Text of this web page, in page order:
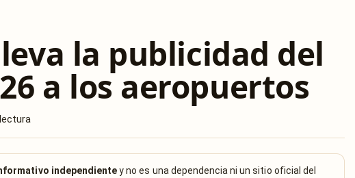
la publicidad del
a los aeropuertos
independientey no es una dependencia ni un sitio oficial del